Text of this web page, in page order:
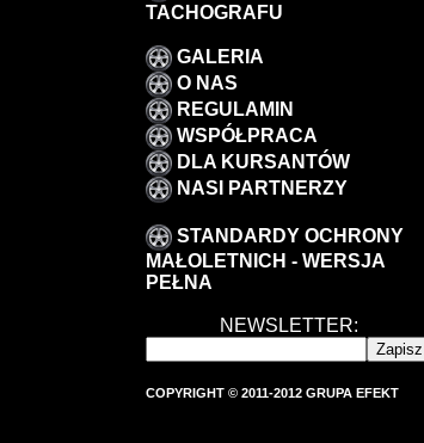
TACHOGRAFU
GALERIA
O NAS
REGULAMIN
WSPÓŁPRACA
DLA KURSANTÓW
NASI PARTNERZY
STANDARDY OCHRONY
MAŁOLETNICH - WERSJA
PEŁNA
NEWSLETTER:
COPYRIGHT © 2011-2012 GRUPA EFEKT